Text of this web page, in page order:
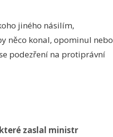
jiného násilím,
něco konal, opominul nebo
podezření na protiprávní
zaslal ministr